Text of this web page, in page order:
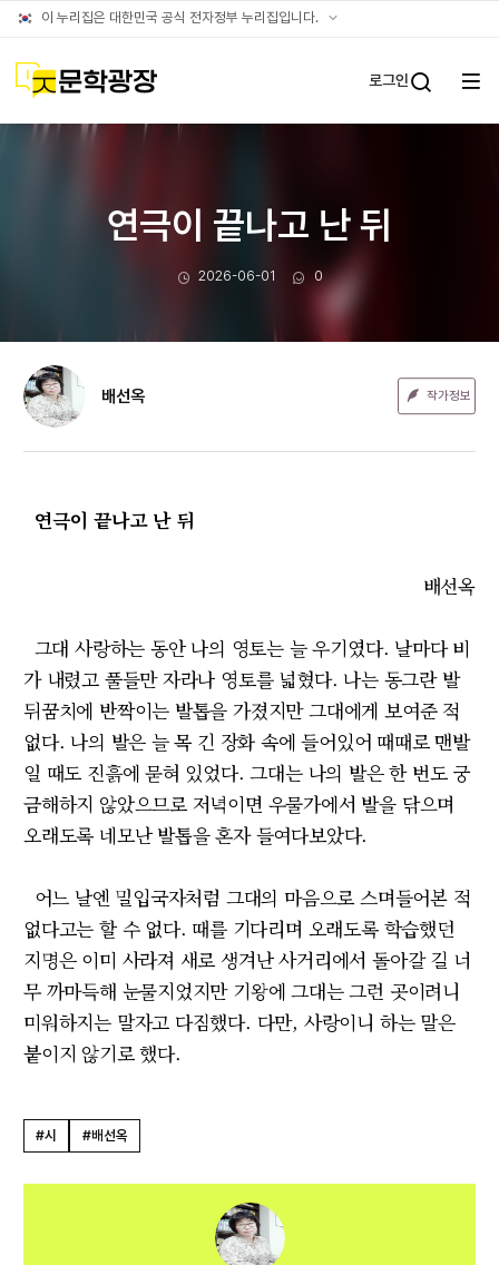
이 누리집은 대한민국 공식 전자정부 누리집입니다. 공식
문학광장 로그인
전체
연극이 끝나고 난 뒤
작성일
2026-06-01 댓글수
0
배선옥
연극이 끝나고 난 뒤
배선옥
그대 사랑하는 동안 나의 영토는 늘 우기였다. 날마다 비
가 내렸고 풀들만 자라나 영토를 넓혔다. 나는 동그란 발
뒤꿈치에 반짝이는 발톱을 가졌지만 그대에게 보여준 적
없다. 나의 발은 늘 목 긴 장화 속에 들어있어 때때로 맨발
일 때도 진흙에 묻혀 있었다. 그대는 나의 발은 한 번도 궁
금해하지 않았으므로 저녁이면 우물가에서 발을 닦으며
오래도록 네모난 발톱을 혼자 들여다보았다.
어느 날엔 밀입국자처럼 그대의 마음으로 스며들어본 적
없다고는 할 수 없다. 때를 기다리며 오래도록 학습했던
지명은 이미 사라져 새로 생겨난 사거리에서 돌아갈 길 너
무 까마득해 눈물지었지만 기왕에 그대는 그런 곳이려니
미워하지는 말자고 다짐했다. 다만, 사랑이니 하는 말은
붙이지 않기로 했다.
#시 #배선옥